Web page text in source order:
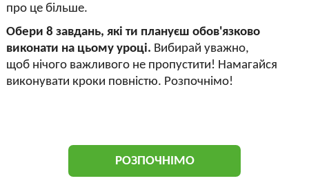
про це більше.
Обери 8 завдань, які ти плануєш обов'язково
виконати на цьому уроці. Вибирай уважно,
щоб нічого важливого не пропустити! Намагайся
виконувати кроки повністю. Розпочнімо!
РОЗПОЧНІМО